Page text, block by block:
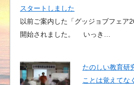
スタートしました
以前ご案内した「グッジョブフェア
開始されました。 いっき…
たのしい教育研
ことは覚えてな